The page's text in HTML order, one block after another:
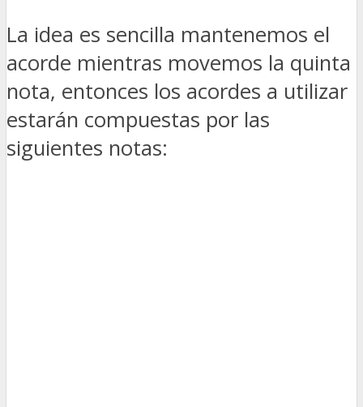
La idea es sencilla mantenemos el
acorde mientras movemos la quinta
nota, entonces los acordes a utilizar
estarán compuestas por las
siguientes notas: